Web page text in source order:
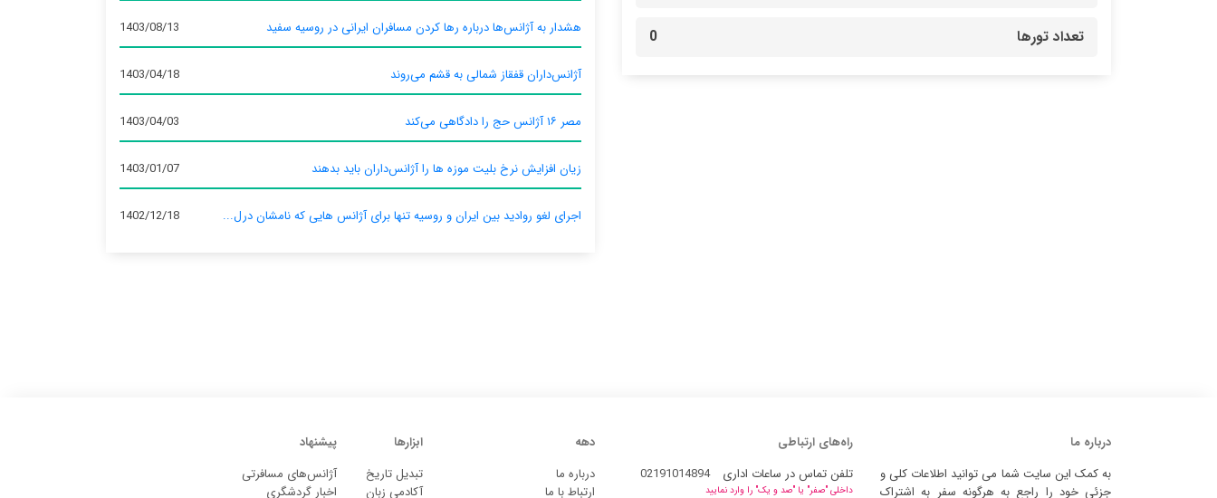
تعداد تورها 0 هشدار به آژانس‌ها درباره رها کردن مسافران ایرانی در روسیه سفید 1403/08/13
آژانس‌داران قفقاز شمالی به قشم می‌روند 1403/04/18
مصر ۱۶ آژانس حج را دادگاهی می‌کند 1403/04/03
زیان افزایش نرخ بلیت موزه ها را آژانس‌داران باید بدهند 1403/01/07
اجرای لغو روادید بین ایران و روسیه تنها برای آژانس‌ هایی که نامشان درل... 1402/12/18
درباره ما
به کمک این سایت شما می توانید اطلاعات کلی و
جزئی خود را راجع به هرگونه سفر به اشتراک
راه‌های ارتباطی
تلفن تماس در ساعات اداری
02191014894
داخلی "صفر" یا "صد و یک" را وارد نمایید
دهه
درباره ما
ارتباط با ما
ابزارها
تبدیل تاریخ
آکادمی زبان
پیشنهاد
آژانس‌های مسافرتی
اخبار گردشگری